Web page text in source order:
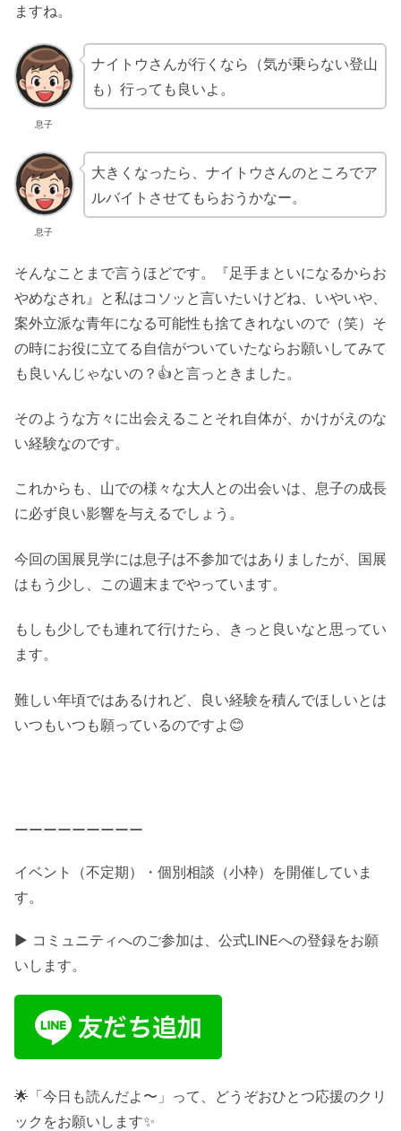
ますね。
息子
ナイトウさんが行くなら（気が乗らない登山
も）行っても良いよ。
息子
大きくなったら、ナイトウさんのところでア
ルバイトさせてもらおうかなー。
そんなことまで言うほどです。『足手まといになるからお
やめなされ』と私はコソッと言いたいけどね、いやいや、
案外立派な青年になる可能性も捨てきれないので（笑）そ
の時にお役に立てる自信がついていたならお願いしてみて
も良いんじゃないの？👍と言っときました。
そのような方々に出会えることそれ自体が、かけがえのな
い経験なのです。
これからも、山での様々な大人との出会いは、息子の成長
に必ず良い影響を与えるでしょう。
今回の国展見学には息子は不参加ではありましたが、国展
はもう少し、この週末までやっています。
もしも少しでも連れて行けたら、きっと良いなと思ってい
ます。
難しい年頃ではあるけれど、良い経験を積んでほしいとは
いつもいつも願っているのですよ😊
ーーーーーーーーー
イベント（不定期）・個別相談（小枠）を開催していま
す。
▶ コミュニティへのご参加は、公式LINEへの登録をお願
いします。
🌟「今日も読んだよ〜」って、どうぞおひとつ応援のクリ
ックをお願いします✨